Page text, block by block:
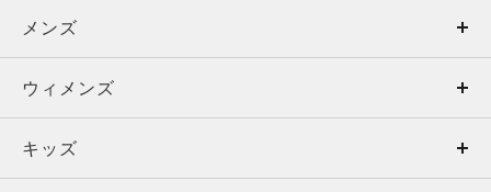
メンズ
ウィメンズ
キッズ
メンズ
トップス
ボトムス
ウィメンズ
トップス
キッズ